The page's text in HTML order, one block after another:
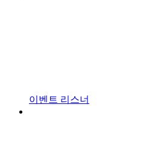
이벤트 리스너